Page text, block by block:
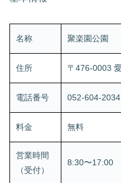
名称 聚楽園公園
住所 〒476-0003
電話番号 052-604-2034
料金 無料
営業時間
（受付）
8:30〜17:00